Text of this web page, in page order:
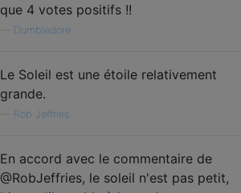
que 4 votes positifs !!
Dumbledore
Le Soleil est une étoile relativement
grande.
Rob Jeffries
En accord avec le commentaire de
@RobJeffries, le soleil n'est pas petit,